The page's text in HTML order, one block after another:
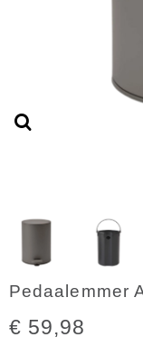
Pedaalemmer
€ 59,98